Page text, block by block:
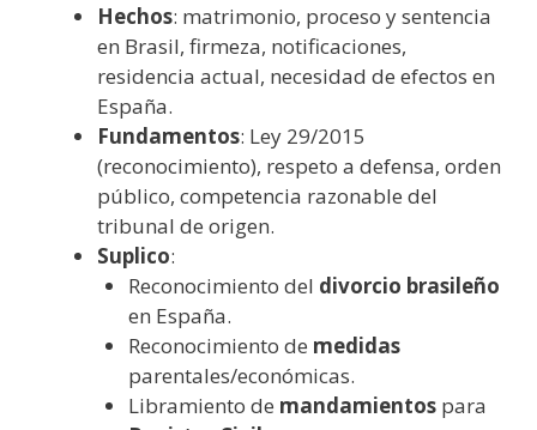
Hechos: matrimonio, proceso y sentencia
en Brasil, firmeza, notificaciones,
residencia actual, necesidad de efectos en
España.
Fundamentos: Ley 29/2015
(reconocimiento), respeto a defensa, orden
público, competencia razonable del
tribunal de origen.
Suplico:
Reconocimiento del divorcio brasileño
en España.
Reconocimiento de medidas
parentales/económicas.
Libramiento de mandamientospara